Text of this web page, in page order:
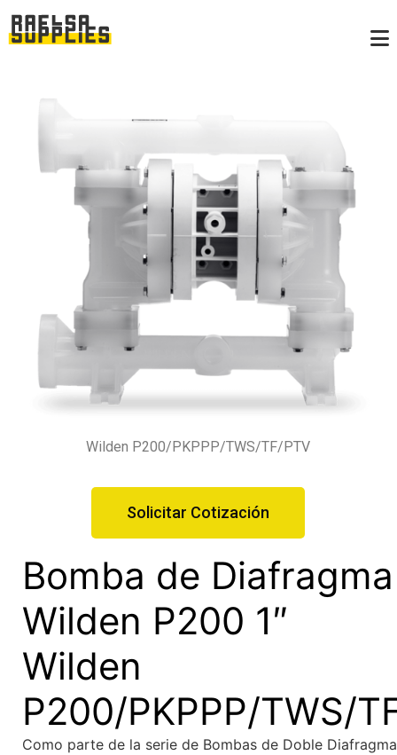
Wilden P200/PKPPP/TWS/TF/PTV
Solicitar Cotización
Bomba de Diafragma
Wilden P200 1″
Wilden
P200/PKPPP/TWS/
Como parte de la serie de Bombas de Doble Diafragma